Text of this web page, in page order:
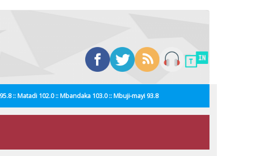
:: Matadi 102.0 :: Mbandaka 103.0 :: Mbuji-mayi 93.8